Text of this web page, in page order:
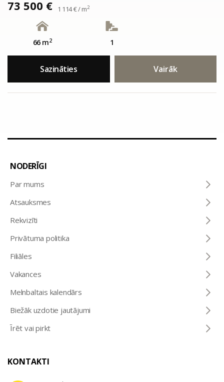
73 500 € 1 114 € / m2
66 m2 1
Sazināties Vairāk
NODERĪGI
Par mums
Atsauksmes
Rekvizīti
Privātuma politika
Filiāles
Vakances
Melnbaltais kalendārs
Biežāk uzdotie jautājumi
Īrēt vai pirkt
KONTAKTI